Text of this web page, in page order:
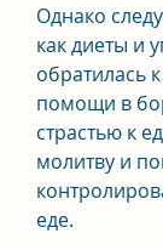
Однако
как диеты и
обратилась
помощи в
страстью к
молитву и
еде.